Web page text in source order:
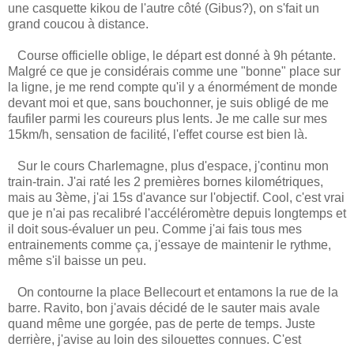
une casquette kikou de l'autre côté (Gibus?), on s'fait un
grand coucou à distance.
Course officielle oblige, le départ est donné à 9h pétante.
Malgré ce que je considérais comme une "bonne" place sur
la ligne, je me rend compte qu'il y a énormément de monde
devant moi et que, sans bouchonner, je suis obligé de me
faufiler parmi les coureurs plus lents. Je me calle sur mes
15km/h, sensation de facilité, l'effet course est bien là.
Sur le cours Charlemagne, plus d'espace, j'continu mon
train-train. J'ai raté les 2 premières bornes kilométriques,
mais au 3ème, j'ai 15s d'avance sur l'objectif. Cool, c'est vrai
que je n'ai pas recalibré l'accéléromètre depuis longtemps et
il doit sous-évaluer un peu. Comme j'ai fais tous mes
entrainements comme ça, j'essaye de maintenir le rythme,
même s'il baisse un peu.
On contourne la place Bellecourt et entamons la rue de la
barre. Ravito, bon j'avais décidé de le sauter mais avale
quand même une gorgée, pas de perte de temps. Juste
derrière, j'avise au loin des silouettes connues. C'est